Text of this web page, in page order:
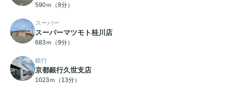
590ｍ（8分）
スーパー
スーパーマツモト桂川店
683ｍ（9分）
銀行
京都銀行久世支店
1023ｍ（13分）